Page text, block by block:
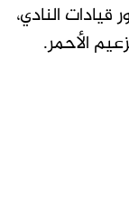
النادي،
الأحمر.